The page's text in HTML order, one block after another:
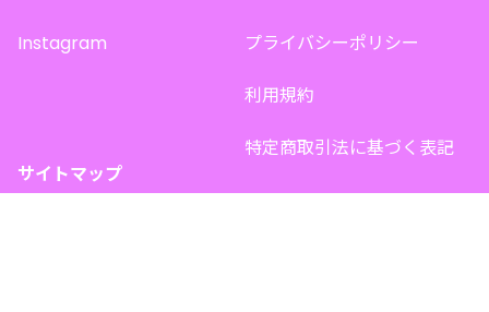
Instagram プライバシーポリシー
利用規約
特定商取引法に基づく表記
サイトマップ